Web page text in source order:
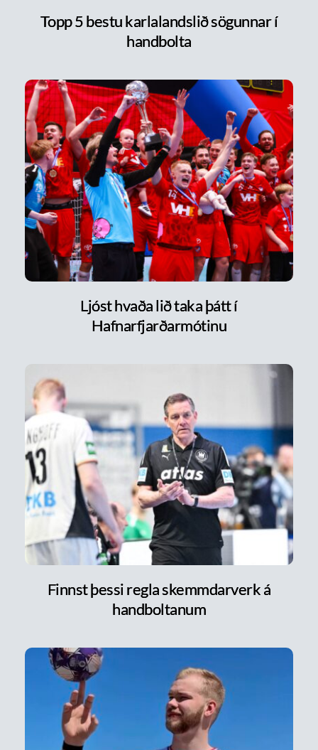
Topp 5 bestu karlalandslið sögunnar í
handbolta
Ljóst hvaða lið taka þátt í
Hafnarfjarðarmótinu
Finnst þessi regla skemmdarverk á
handboltanum